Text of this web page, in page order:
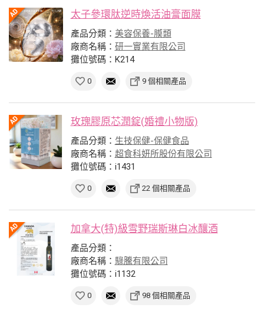
太子參環肽逆時煥活油膏面膜
產品分類： 美容保養-膜類
廠商名稱： 研一實業有限公司
攤位號碼：K214
0 9 個相關產品
玫瑰膠原芯潤錠(婚禮小物版)
產品分類： 生技保健-保健食品
廠商名稱： 超食科妍所股份有限公司
攤位號碼：i1431
0 22 個相關產品
加拿大(特)級雪野瑞斯琳白冰釀酒
產品分類：
廠商名稱： 騄騰有限公司
攤位號碼：i1132
0 98 個相關產品